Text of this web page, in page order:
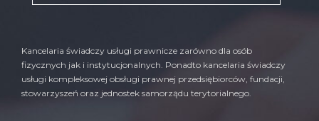
Kancelaria świadczy usługi prawnicze zarówno dla osób
fizycznych jak i instytucjonalnych. Ponadto kancelaria świadczy
usługi kompleksowej obsługi prawnej przedsiębiorców, fundacji,
stowarzyszeń oraz jednostek samorządu terytorialnego.